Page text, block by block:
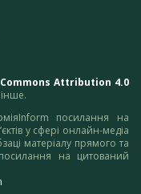
Attribution 4.0
посилання на
у сфері онлайн-медіа
матеріалу прямого та
на цитований